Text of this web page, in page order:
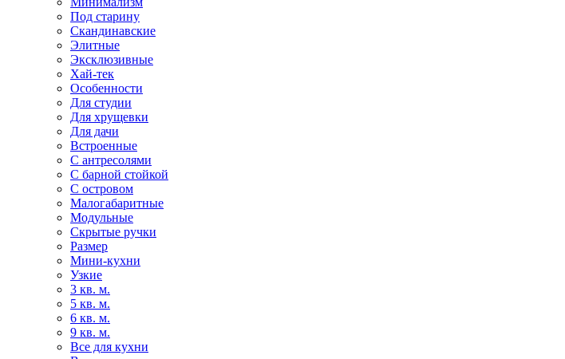
Под старину
Скандинавские
Элитные
Эксклюзивные
Хай-тек
Особенности
Для студии
Для хрущевки
Для дачи
Встроенные
С антресолями
С барной стойкой
С островом
Малогабаритные
Модульные
Скрытые ручки
Размер
Мини-кухни
Узкие
3 кв. м.
5 кв. м.
6 кв. м.
9 кв. м.
Все для кухни